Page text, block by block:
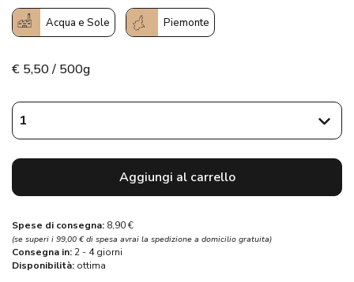
Acqua e Sole Piemonte
€ 5,50 / 500g
Aggiungi al carrello
Spese di consegna: 8,90 €
(se superi i 99,00 € di spesa avrai la spedizione a domicilio gratuita)
Consegna in: 2 - 4 giorni
Disponibilità: ottima